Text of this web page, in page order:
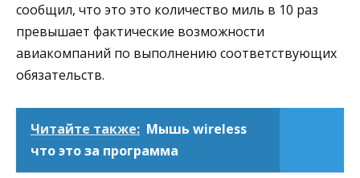
сообщил, что это это количество миль в 10 раз
превышает фактические возможности
авиакомпаний по выполнению соответствующих
обязательств.
Читайте также: Мышь wireless
что это за программа